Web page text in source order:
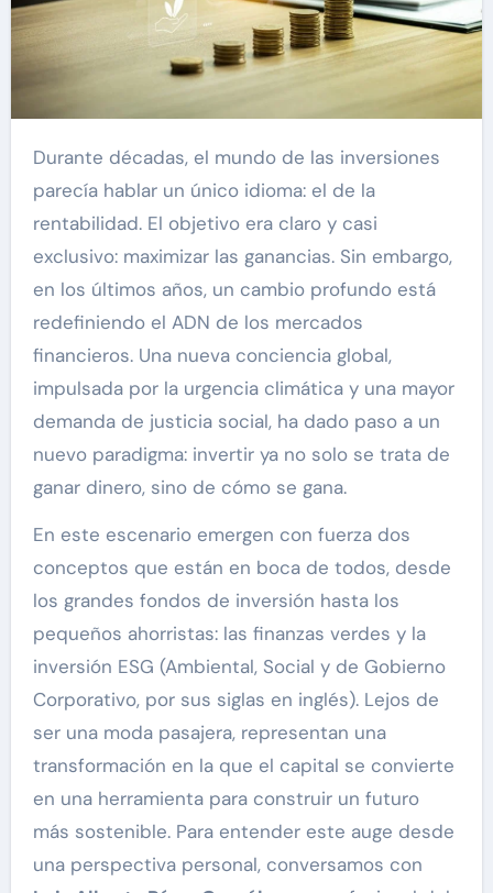
Durante décadas, el mundo de las inversiones
parecía hablar un único idioma: el de la
rentabilidad. El objetivo era claro y casi
exclusivo: maximizar las ganancias. Sin embargo,
en los últimos años, un cambio profundo está
redefiniendo el ADN de los mercados
financieros. Una nueva conciencia global,
impulsada por la urgencia climática y una mayor
demanda de justicia social, ha dado paso a un
nuevo paradigma: invertir ya no solo se trata de
ganar dinero, sino de cómo se gana.
En este escenario emergen con fuerza dos
conceptos que están en boca de todos, desde
los grandes fondos de inversión hasta los
pequeños ahorristas: las finanzas verdes y la
inversión ESG (Ambiental, Social y de Gobierno
Corporativo, por sus siglas en inglés). Lejos de
ser una moda pasajera, representan una
transformación en la que el capital se convierte
en una herramienta para construir un futuro
más sostenible. Para entender este auge desde
una perspectiva personal, conversamos con